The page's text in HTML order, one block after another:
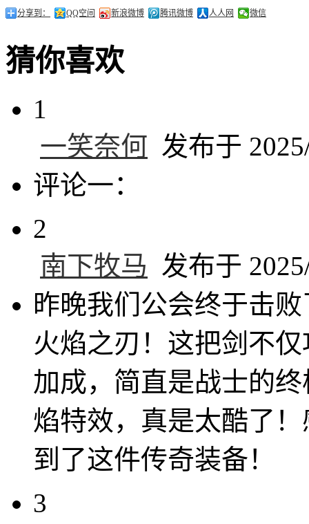
分享到： QQ空间 新浪微博 腾讯微博 人人网 微信
猜你喜欢
1
一笑奈何 发布于
评论一：
2
南下牧马 发布于
昨晚我们公会终于击
火焰之刃！这把剑不
加成，简直是战士的
焰特效，真是太酷了
到了这件传奇装备！
3